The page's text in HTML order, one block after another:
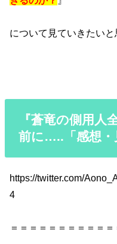
について見ていきたいと
『蒼竜の側用人
前に…..「感想・
https://twitter.com/
4
＝＝＝＝＝＝＝＝＝＝＝